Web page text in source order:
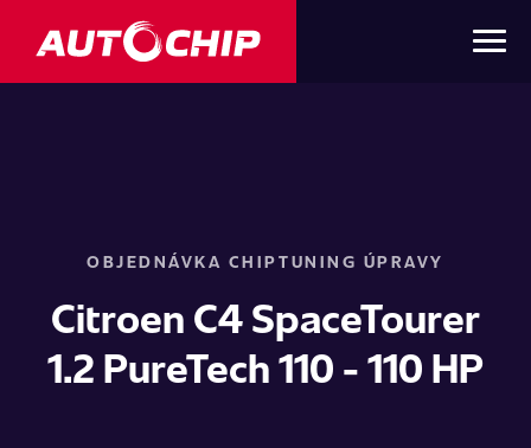
OBJEDNÁVKA CHIPTUNING ÚPRAVY
Citroen C4 SpaceTourer
1.2 PureTech 110 - 110 HP